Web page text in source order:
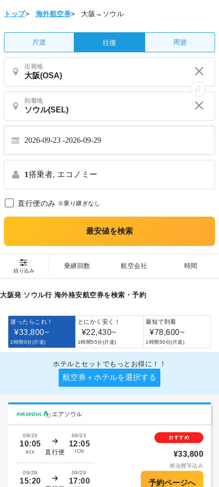
トップ> 海外航空券> 大阪→ソウル
片道 往復 周遊
出発地
到着地
2026-09-23 2026-09-29
1搭乗者, エコノミー
直行便のみ ※乗り継ぎなし
最安値を検索
絞り込み
乗継回数 航空会社 時間
大阪発 ソウル行 海外格安航空券を検索・予約
迷ったらこれ！
¥33,800~
2時間0分(片道)
とにかく安く！
¥22,430~
1時間55分(片道)
最短で到着
¥78,600~
1時間50分(片道)
ホテルとセットでもっとお得に！！
航空券＋ホテルを選択する
エアソウル
09/23
10:05
KIX 直行便
09/23
12:05
ICN
09/29
15:20
09/29
17:00
おすすめ
¥33,800
燃油費等込み